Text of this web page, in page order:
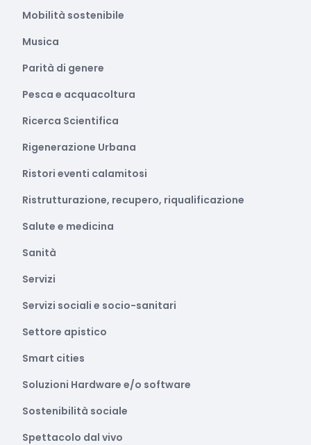
Mobilità sostenibile
Musica
Parità di genere
Pesca e acquacoltura
Ricerca Scientifica
Rigenerazione Urbana
Ristori eventi calamitosi
Ristrutturazione, recupero, riqualificazione
Salute e medicina
Sanità
Servizi
Servizi sociali e socio-sanitari
Settore apistico
Smart cities
Soluzioni Hardware e/o software
Sostenibilità sociale
Spettacolo dal vivo